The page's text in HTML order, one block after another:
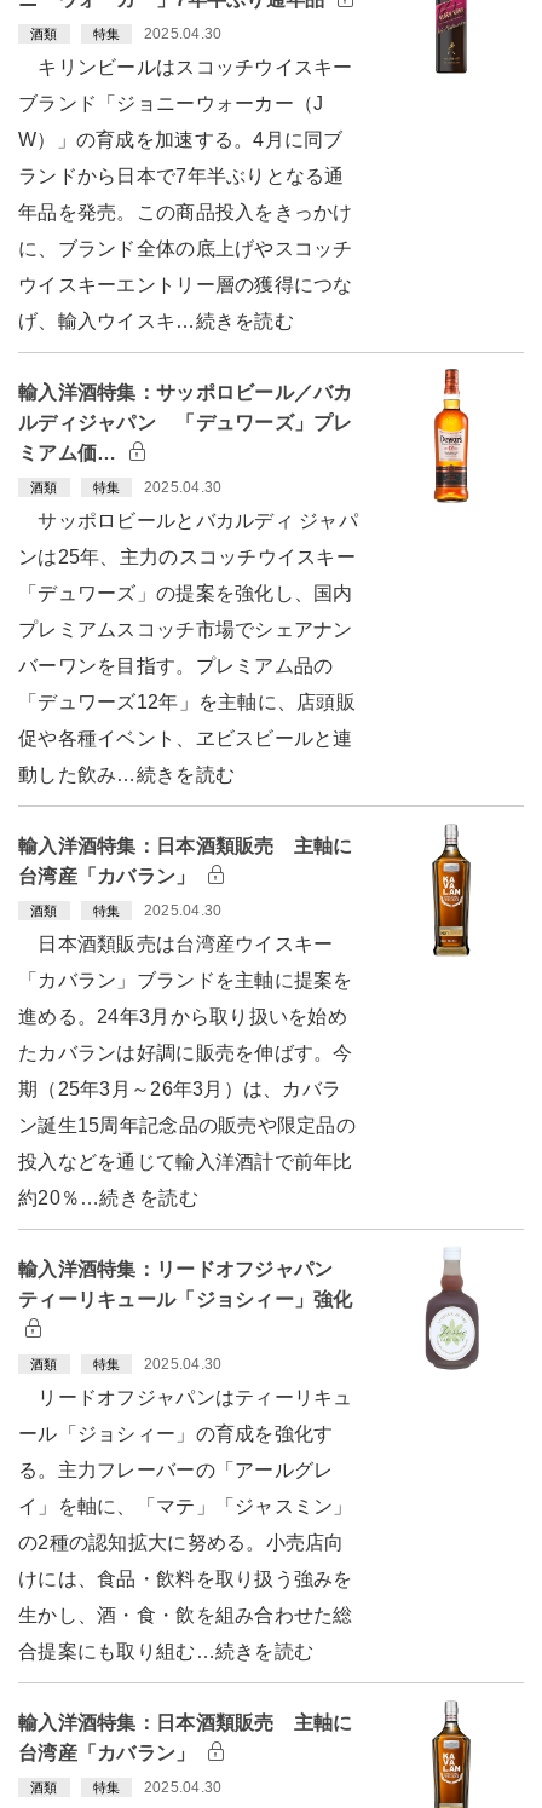
酒類 特集 2025.04.30
キリンビールはスコッチウイスキー
ブランド「ジョニーウォーカー（J
W）」の育成を加速する。4月に同ブ
ランドから日本で7年半ぶりとなる通
年品を発売。この商品投入をきっかけ
に、ブランド全体の底上げやスコッチ
ウイスキーエントリー層の獲得につな
げ、輸入ウイスキ…続きを読む
輸入洋酒特集：サッポロビール／バカ
ルディジャパン 「デュワーズ」プレ
ミアム価…
酒類 特集 2025.04.30
サッポロビールとバカルディ ジャパ
ンは25年、主力のスコッチウイスキー
「デュワーズ」の提案を強化し、国内
プレミアムスコッチ市場でシェアナン
バーワンを目指す。プレミアム品の
「デュワーズ12年」を主軸に、店頭販
促や各種イベント、ヱビスビールと連
動した飲み…続きを読む
輸入洋酒特集：日本酒類販売 主軸に
台湾産「カバラン」
酒類 特集 2025.04.30
日本酒類販売は台湾産ウイスキー
「カバラン」ブランドを主軸に提案を
進める。24年3月から取り扱いを始め
たカバランは好調に販売を伸ばす。今
期（25年3月～26年3月）は、カバラ
ン誕生15周年記念品の販売や限定品の
投入などを通じて輸入洋酒計で前年比
約20％…続きを読む
輸入洋酒特集：リードオフジャパン
ティーリキュール「ジョシィー」強化
酒類 特集 2025.04.30
リードオフジャパンはティーリキュ
ール「ジョシィー」の育成を強化す
る。主力フレーバーの「アールグレ
イ」を軸に、「マテ」「ジャスミン」
の2種の認知拡大に努める。小売店向
けには、食品・飲料を取り扱う強みを
生かし、酒・食・飲を組み合わせた総
合提案にも取り組む…続きを読む
輸入洋酒特集：日本酒類販売 主軸に
台湾産「カバラン」
酒類 特集 2025.04.30